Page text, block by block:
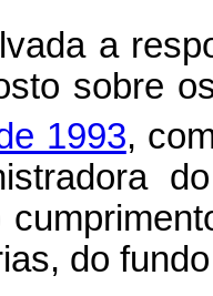
a
sobre
1993,
do